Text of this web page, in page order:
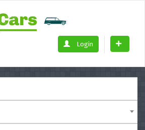
Login